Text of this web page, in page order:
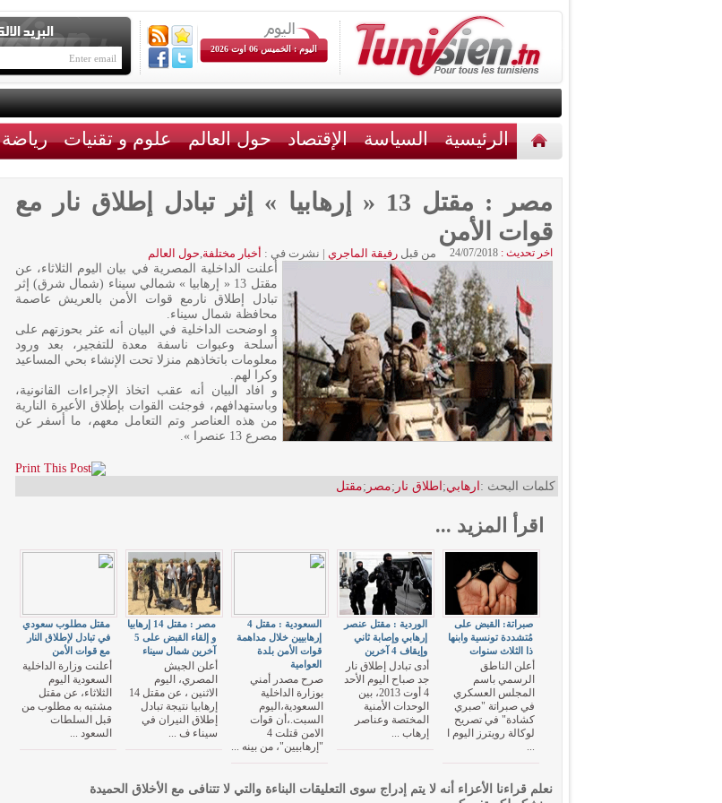
اليوم : الخميس 06 اوت 2026
الرئيسية السياسة الإقتصاد حول العالم علوم و تقنيات رياضة
مصر : مقتل 13 « إرهابيا » إثر تبادل إطلاق نار مع
قوات الأمن
اخر تحديث : 24/07/2018 من قبلرفيقة الماجري | نشرت في : أخبار مختلفة,حول العالم
أعلنت الداخلية المصرية في بيان اليوم الثلاثاء، عن
مقتل 13 « إرهابيا » شمالي سيناء (شمال شرق) إثر
تبادل إطلاق نارمع قوات الأمن بالعريش عاصمة
محافظة شمال سيناء.
و اوضحت الداخلية في البيان أنه عثر بحوزتهم على
أسلحة وعبوات ناسفة معدة للتفجير، بعد ورود
معلومات باتخاذهم منزلا تحت الإنشاء بحي المساعيد
وكرا لهم.
و افاد البيان أنه عقب اتخاذ الإجراءات القانونية،
وباستهدافهم، فوجئت القوات بإطلاق الأعيرة النارية
من هذه العناصر وتم التعامل معهم، ما أسفر عن
مصرع 13 عنصرا ».
كلمات البحث : ارهابي; اطلاق نار ;مصر ;مقتل
اقرأ المزيد ...
مقتل مطلوب سعودي
في تبادل لإطلاق النار
مع قوات الأمن
أعلنت وزارة الداخلية
السعودية اليوم
الثلاثاء، عن مقتل
مشتبه به مطلوب من
قبل السلطات
السعود ...
مصر : مقتل 14 إرهابيا
و إلقاء القبض على 5
آخرين شمال سيناء
أعلن الجيش
المصري، اليوم
الاثنين ، عن مقتل 14
إرهابيا نتيجة تبادل
إطلاق النيران في
سيناء ف ...
السعودية : مقتل 4
إرهابيين خلال مداهمة
قوات الأمن بلدة
العوامية
صرح مصدر أمني
بوزارة الداخلية
السعودية،اليوم
السبت.،أن قوات
الامن قتلت 4
"إرهابيين"، من بينه ...
الوردية : مقتل عنصر
إرهابي وإصابة ثاني
وإيقاف 4 آخرين
أدى تبادل إطلاق نار
جد صباح اليوم الأحد
4 أوت 2013، بين
الوحدات الأمنية
المختصة وعناصر
إرهاب ...
صبراتة: القبض على
مُتشددة تونسية وابنها
ذا الثلاث سنوات
أعلن الناطق
الرسمي باسم
المجلس العسكري
في صبراتة "صبري
كشادة" في تصريح
لوكالة رويترز اليوم ا
...
نعلم قراءنا الأعزاء أنه لا يتم إدراج سوى التعليقات البناءة والتي لا تتنافى مع الأخلاق الحميدة